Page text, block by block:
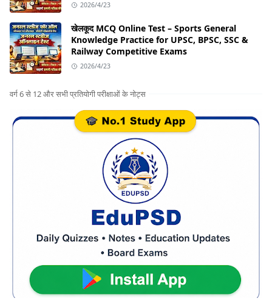
2026/4/23
खेलकूद MCQ Online Test – Sports General
Knowledge Practice for UPSC, BPSC, SSC &
Railway Competitive Exams
2026/4/23
वर्ग 6 से 12 और सभी प्रतियोगी परीक्षाओं के नोट्स